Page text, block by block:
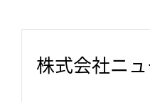
株式会社ニ